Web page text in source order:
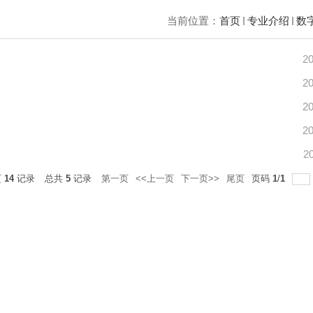
当前位置： 首页 专业介绍 数
14记录 总共 5 记录 第一页 <<上一页 下一页>> 尾页 页码 1/1